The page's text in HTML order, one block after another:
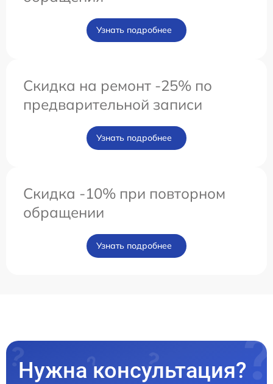
Узнать подробнее
Скидка на ремонт -25% по
предварительной записи
Узнать подробнее
Скидка -10% при повторном
обращении
Узнать подробнее
Нужна консультация?